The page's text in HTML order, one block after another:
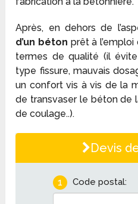
Après, en dehors de
d’un béton prêt à
termes de qualité (il
type fissure, mauvais
un confort vis à vis de la
de transvaser le béton de
de coulage..).
Devis
1 Code postal: